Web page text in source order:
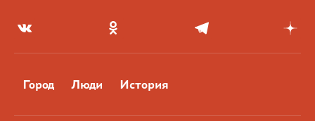
Город Люди История